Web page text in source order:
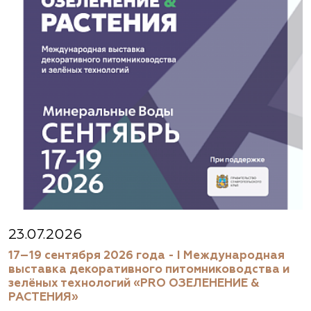
(929) 992-7100
Московская область, Каширский р-н, дер.
Барабаново
(929) 992-7100
pitomnik-kashira.ru
Абиес-Ландшафт, питомник и садовый
центр в Осеево
Московская область, Щёлковский район, дер.
Осеево, ул. Центральная, вл. 1.
23.07.2026
17–19 сентября 2026 года - I Международная
выставка декоративного питомниководства и
зелёных технологий «PRO ОЗЕЛЕНЕНИЕ &
РАСТЕНИЯ»